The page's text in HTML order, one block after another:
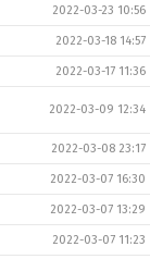
2022-03-23 10:56
2022-03-18 14:57
2022-03-17 11:36
2022-03-09 12:34
2022-03-08 23:17
2022-03-07 16:30
2022-03-07 13:29
2022-03-07 11:23